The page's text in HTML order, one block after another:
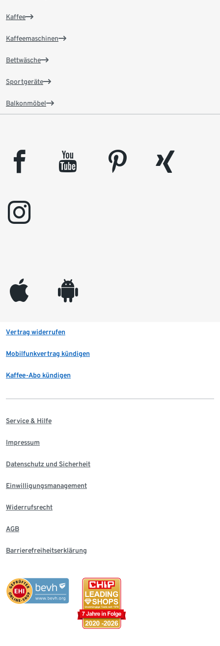
Kaffee
Kaffeemaschinen
Bettwäsche
Sportgeräte
Balkonmöbel
facebook youtube pinterest
xing
instagram
appleinc android
Vertrag widerrufen
Mobilfunkvertrag kündigen
Kaffee-Abo kündigen
Service & Hilfe
Impressum
Datenschutz und Sicherheit
Einwilligungsmanagement
Widerrufsrecht
AGB
Barrierefreiheitserklärung